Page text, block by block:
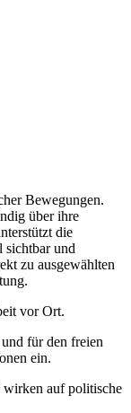
Bewegungen.
über ihre
die
sichtbar und
zu ausgewählten
vor Ort.
für den freien
ein.
auf politische